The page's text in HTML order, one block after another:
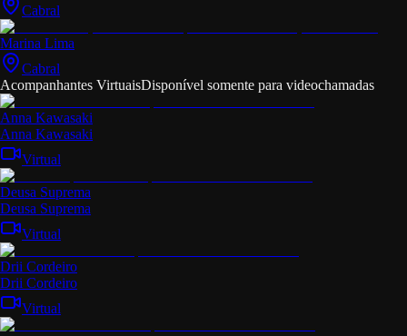
Cabral
Marina Lima
Cabral
Acompanhantes VirtuaisDisponível somente para videochamadas
Anna Kawasaki
Anna Kawasaki
Virtual
Deusa Suprema
Deusa Suprema
Virtual
Drii Cordeiro
Drii Cordeiro
Virtual